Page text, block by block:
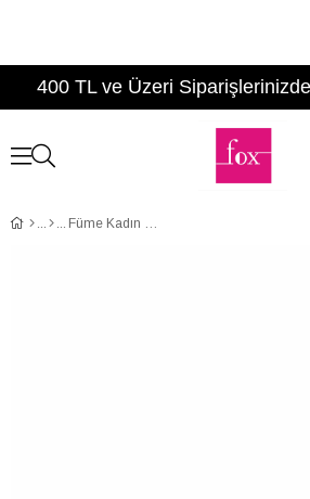
400 TL ve Üzeri
Füme Kadın Spor E540150309